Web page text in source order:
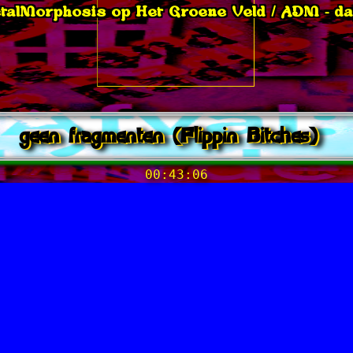
op Het Groene Veld / ADM -
00:43:06
geen fragmenten (Flippin Bitches)